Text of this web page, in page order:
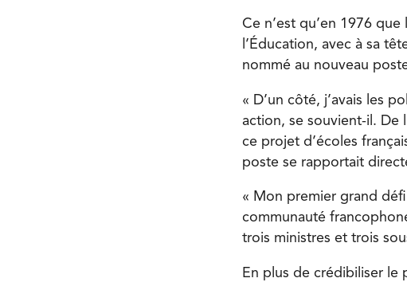
Ce n’est qu’en 1976
l’Éducation, avec à sa
nommé au nouveau
« D’un côté, j’avais les
action, se souvient-il. De
ce projet d’écoles
poste se rapportait
« Mon premier grand
communauté
trois ministres et trois
En plus de crédibiliser le